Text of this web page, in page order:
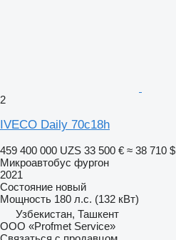
2
IVECO Daily 70c18h
459 400 000 UZS 33 500 € ≈ 38 710 $
Микроавтобус фургон
2021
Состояние новый
Мощность 180 л.с. (132 кВт)
Узбекистан, Ташкент
ООО «Profmet Service»